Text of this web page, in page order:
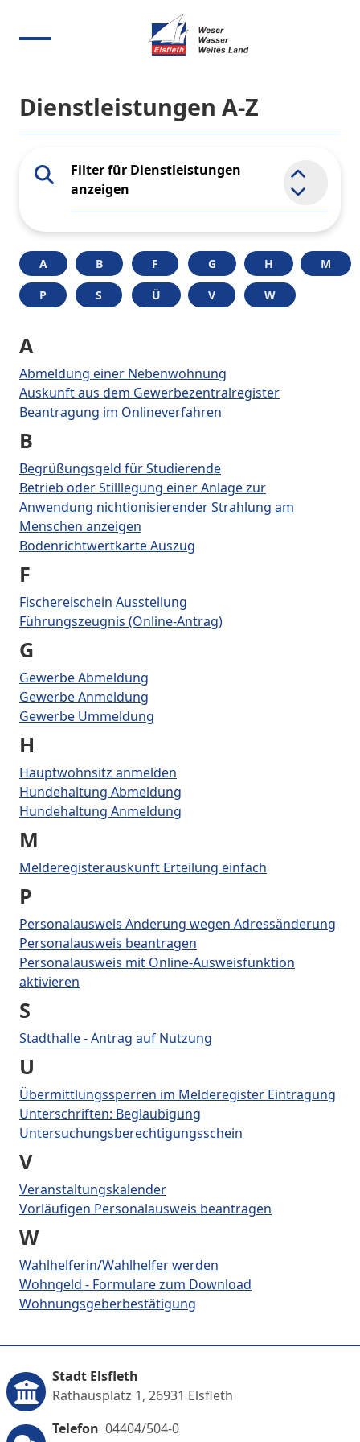
Dienstleistungen A-Z
Filter für Dienstleistungen
anzeigen
Element
A B F G H M
P S Ü V W
A
Abmeldung einer Nebenwohnung
Auskunft aus dem Gewerbezentralregister
Beantragung im Onlineverfahren
B
Begrüßungsgeld für Studierende
Betrieb oder Stilllegung einer Anlage zur
Anwendung nichtionisierender Strahlung am
Menschen anzeigen
Bodenrichtwertkarte Auszug
F
Fischereischein Ausstellung
Führungszeugnis (Online-Antrag)
G
Gewerbe Abmeldung
Gewerbe Anmeldung
Gewerbe Ummeldung
H
Hauptwohnsitz anmelden
Hundehaltung Abmeldung
Hundehaltung Anmeldung
M
Melderegisterauskunft Erteilung einfach
P
Personalausweis Änderung wegen Adressänderung
Personalausweis beantragen
Personalausweis mit Online-Ausweisfunktion
aktivieren
S
Stadthalle - Antrag auf Nutzung
U
Übermittlungssperren im Melderegister Eintragung
Unterschriften: Beglaubigung
Untersuchungsberechtigungsschein
V
Veranstaltungskalender
Vorläufigen Personalausweis beantragen
W
Wahlhelferin/Wahlhelfer werden
Wohngeld - Formulare zum Download
Wohnungsgeberbestätigung
Stadt Elsfleth
Rathausplatz 1, 26931 Elsfleth
Telefon 04404/504-0